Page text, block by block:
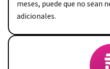
meses, puede que no sean
adicionales.